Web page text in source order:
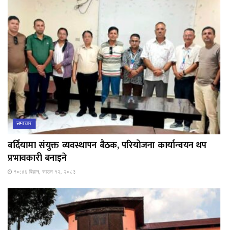
समाचार
बर्दियामा संयुक्त व्यवस्थापन बैठक, परियोजना कार्यान्वयन थप
प्रभावकारी बनाइने
१०:४६ बिहान, साउन १२, २०८३